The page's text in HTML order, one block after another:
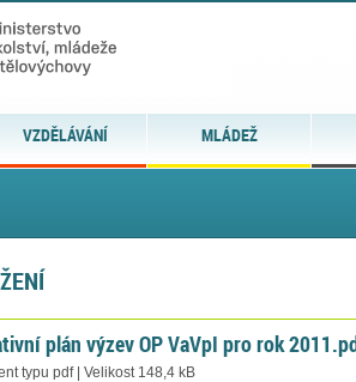
VZDĚLÁVÁNÍ MLÁDEŽ
plán výzev OP VaVpI pro rok
typu pdf | Velikost 148,4 kB